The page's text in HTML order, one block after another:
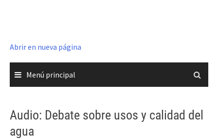
Abrir en nueva página
Menú principal
Audio: Debate sobre usos y calidad del
agua